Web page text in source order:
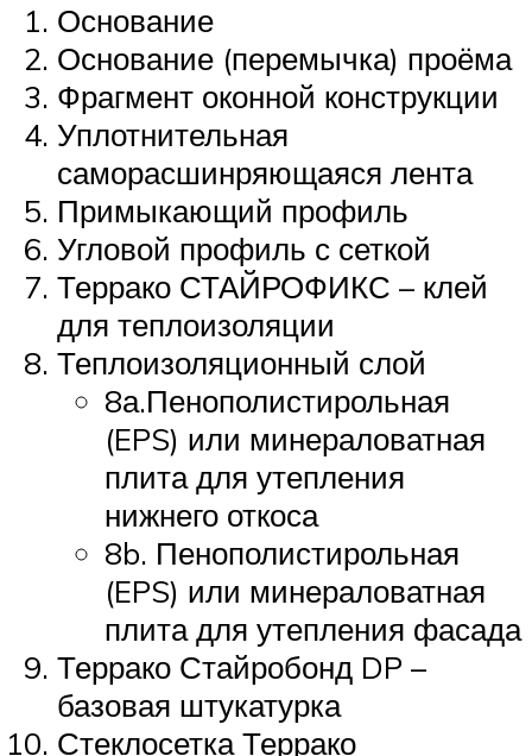
Основание
Основание (перемычка) проёма
Фрагмент оконной конструкции
Уплотнительная
саморасшинряющаяся лента
Примыкающий профиль
Угловой профиль с сеткой
Террако СТАЙРОФИКС – клей
для теплоизоляции
Теплоизоляционный слой
8а.Пенополистирольная
(EPS) или минераловатная
плита для утепления
нижнего откоса
8b. Пенополистирольная
(EPS) или минераловатная
плита для утепления фасада
Террако Стайробонд DP –
базовая штукатурка
Стеклосетка Террако